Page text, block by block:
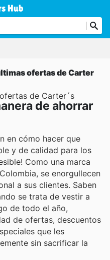
ofertas de Carter
de Carter´s
de ahorrar
en cómo hacer que
y de calidad para los
Como una marca
se enorgullecen
a sus clientes. Saben
se trata de vestir a
de todo el año,
de ofertas, descuentos
que les
sin sacrificar la